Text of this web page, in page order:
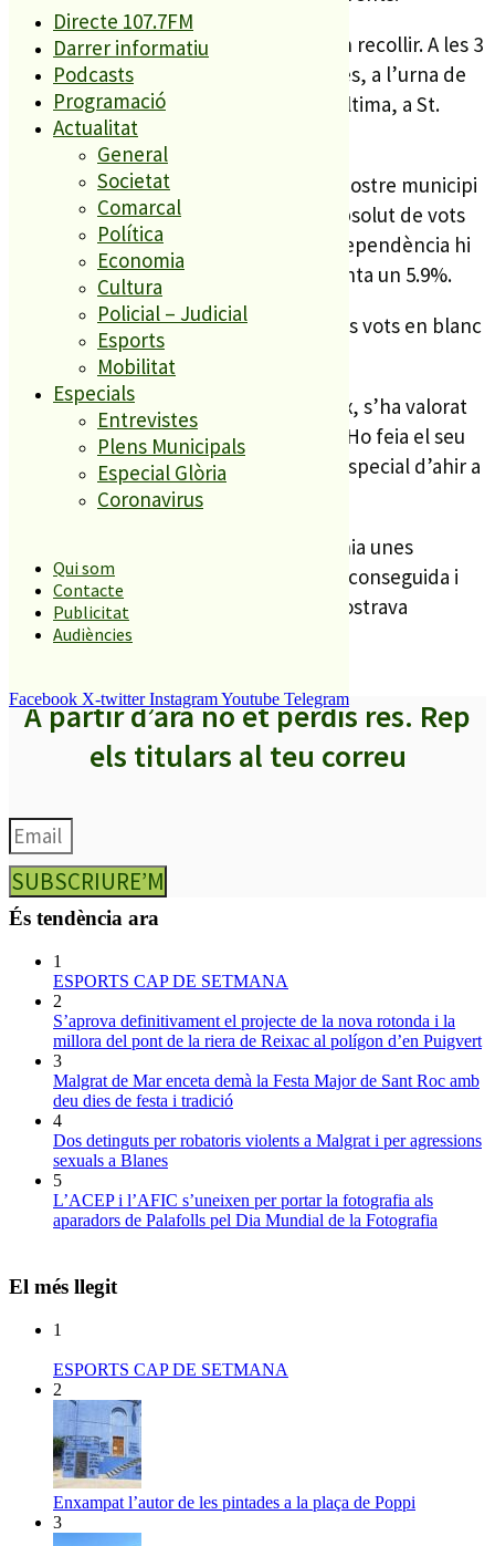
Directe 107.7FM
Darrer informatiu
Podcasts
Programació
Actualitat
General
Societat
Comarcal
Política
Economia
Cultura
Policial – Judicial
Esports
Mobilitat
Especials
Entrevistes
Plens Municipals
Especial Glòria
Coronavirus
Qui som
Contacte
Publicitat
Audiències
Facebook X-twitter InstagramYoutube Telegram
Al centre de PLF és on més vots es van recollir. A les 3
urnes del MiD hi van votar 584 persones, a l’urna de
St. Lluís ho van fer 113 persones i a l’última, a St.
Genís, hi van votar 98 persones.
El sí es va imposar sense pal·liatius al nostre municipi
amb un 91.1% dels vots. En nombre absolut de vots
es tradueix en 925. En contra de la independència hi
van votar 60 persones, el que representa un 5.9%.
Completa l’escrutini a PLF un 2.6% dels vots en blanc
i un 0.3% de nuls.
Des de la plataforma Palafolls Decideix, s’ha valorat
com a positiva les xifres de la jornada. Ho feia el seu
portaveu Benjamí Costa al programa especial d’ahir a
Costa reconeixia que la plataforma tenia unes
previsions de participació menors a l’aconseguida i
per això assegurava que l’entitat es mostrava
contenta amb els resultats d’ahir.
A partir d’ara no et perdis res. Rep
els titulars al teu correu
SUBSCRIURE’M
És tendència ara
1
ESPORTS CAP DE SETMANA
2
S’aprova definitivament el projecte de la nova rotonda i la
millora del pont de la riera de Reixac al polígon d’en Puigvert
3
Malgrat de Mar enceta demà la Festa Major de Sant Roc amb
deu dies de festa i tradició
4
Dos detinguts per robatoris violents a Malgrat i per agressions
sexuals a Blanes
5
L’ACEP i l’AFIC s’uneixen per portar la fotografia als
aparadors de Palafolls pel Dia Mundial de la Fotografia
El més llegit
1
ESPORTS CAP DE SETMANA
2
Enxampat l’autor de les pintades a la plaça de Poppi
3